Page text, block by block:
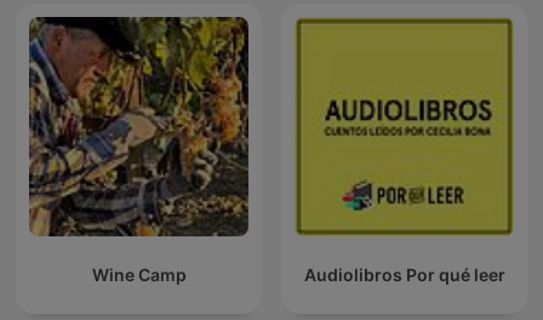
Wine Camp Audiolibros Por qué leer